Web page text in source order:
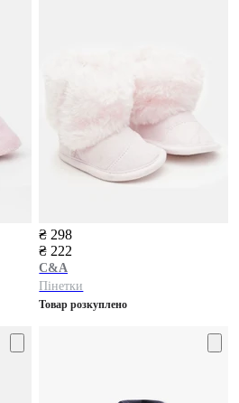
₴ 298
₴ 222
C&A
Пінетки
Товар розкуплено